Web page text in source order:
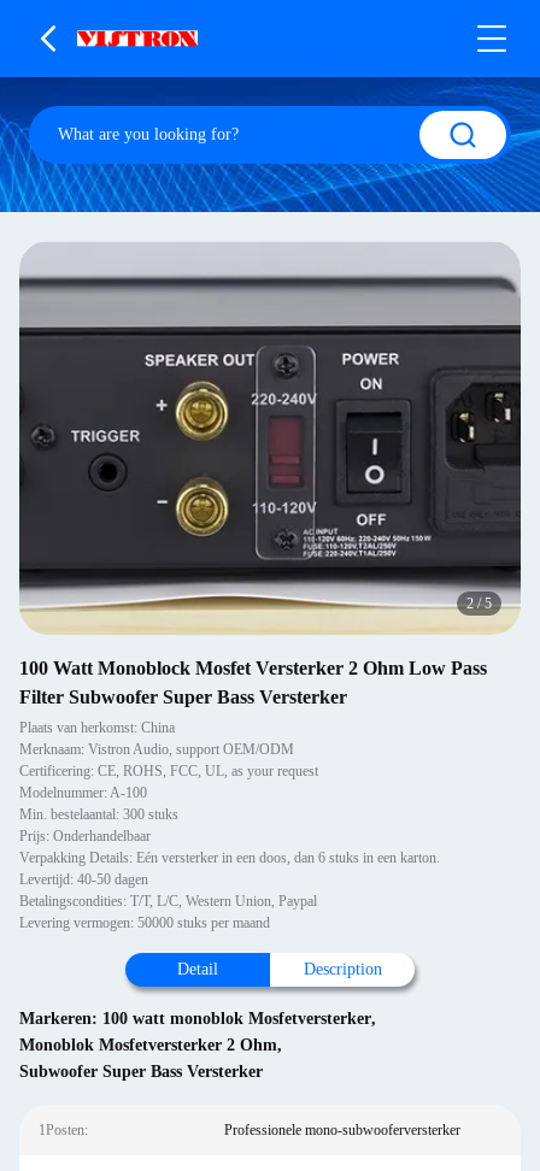
2/5
100 Watt Monoblock Mosfet Versterker 2 Ohm Low Pass
Filter Subwoofer Super Bass Versterker
Plaats van herkomst: China
Merknaam: Vistron Audio, support OEM/ODM
Certificering: CE, ROHS, FCC, UL, as your request
Modelnummer: A-100
Min. bestelaantal: 300 stuks
Prijs: Onderhandelbaar
Verpakking Details: Eén versterker in een doos, dan 6 stuks in een karton.
Levertijd: 40-50 dagen
Betalingscondities: T/T, L/C, Western Union, Paypal
Levering vermogen: 50000 stuks per maand
Detail Description
Markeren: 100 watt monoblok Mosfetversterker,
Monoblok Mosfetversterker 2 Ohm,
Subwoofer Super Bass Versterker
1Posten: Professionele mono-subwooferversterker